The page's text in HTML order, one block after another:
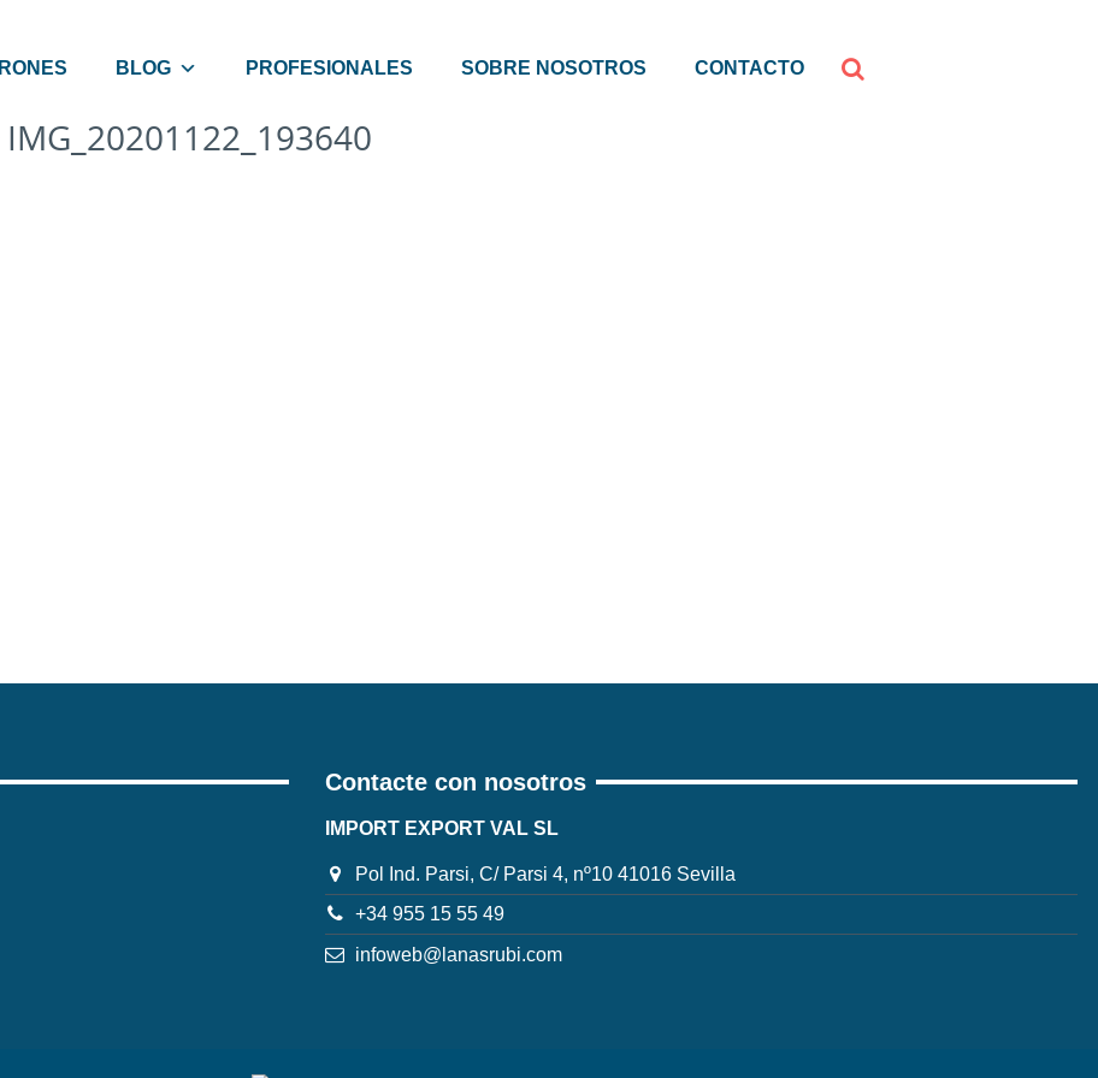
BLOG PROFESIONALES SOBRE NOSOTROS CONTACTO
IMG_20201122_193640
Contacte con nosotros
IMPORT EXPORT VAL SL
Pol Ind. Parsi, C/ Parsi 4, nº10 41016 Sevilla
+34 955 15 55 49
infoweb@lanasrubi.com